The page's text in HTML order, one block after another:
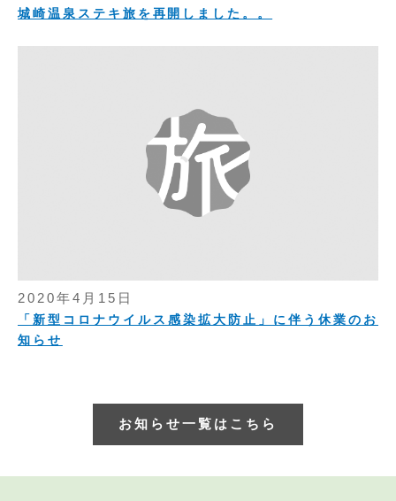
城崎温泉ステキ旅を再開しました。。
2020年4月15日
「新型コロナウイルス感染拡大防止」に伴う休業のお
知らせ
お知らせ一覧はこちら